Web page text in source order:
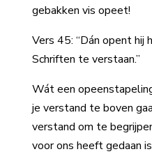
gebakken vis opeet!
Vers 45: “Dán opent hij
Schriften te verstaan.”
Wát een
je verstand te boven
verstand om te
voor ons heeft gedaan